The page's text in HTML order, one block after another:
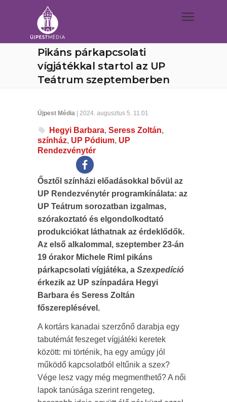
Pikáns párkapcsolati
vígjátékkal startol az UP
Teátrum szeptemberben
Újpest Média | 2024. augusztus 5. 11:01
Hegyi Barbara, Seress Zoltán,
színház, UP Pódium, UP
Rendezvénytér
Ősztől színházi előadásokkal bővül az
UP Rendezvénytér programkínálata: az
UP Teátrum sorozatban izgalmas,
szórakoztató és elgondolkodtató
produkciókat láthatnak az érdeklődők.
Az első alkalommal, szeptember 23-án
19 órakor Michele Riml pikáns
párkapcsolati vígjátéka, a Szexpedíció
érkezik az UP színpadára Hegyi
Barbara és Seress Zoltán
főszereplésével.
A kortárs kanadai szerzőnő darabja egy
tabutémát feszeget vígjátéki keretek
között: mi történik, ha egy amúgy jól
működő kapcsolatból eltűnik a szex?
Vége lesz vagy még megmenthető? A női
lapok tanúsága szerint rengeteg,